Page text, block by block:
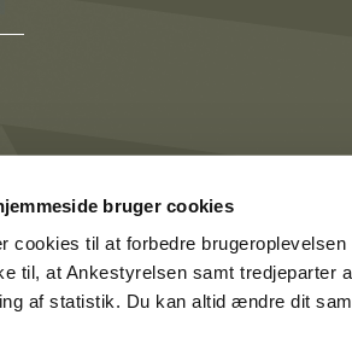
bruger cookies
cookies til at forbedre
til, at Ankestyrelsen samt tredjeparter
af statistik. Du kan altid ændre dit